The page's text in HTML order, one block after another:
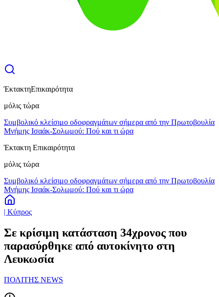
ΈκτακτηΕπικαιρότητα
μόλις τώρα
Συμβολικό κλείσιμο οδοφραγμάτων σήμερα από την Πρωτοβουλία
Μνήμης Ισαάκ-Σολωμού: Πού και τι ώρα
Έκτακτη Επικαιρότητα
μόλις τώρα
Συμβολικό κλείσιμο οδοφραγμάτων σήμερα από την Πρωτοβουλία
Μνήμης Ισαάκ-Σολωμού: Πού και τι ώρα
| Κύπρος
Σε κρίσιμη κατάσταση 34χρονος που
παρασύρθηκε από αυτοκίνητο στη
Λευκωσία
ΠΟΛΙΤΗΣ NEWS